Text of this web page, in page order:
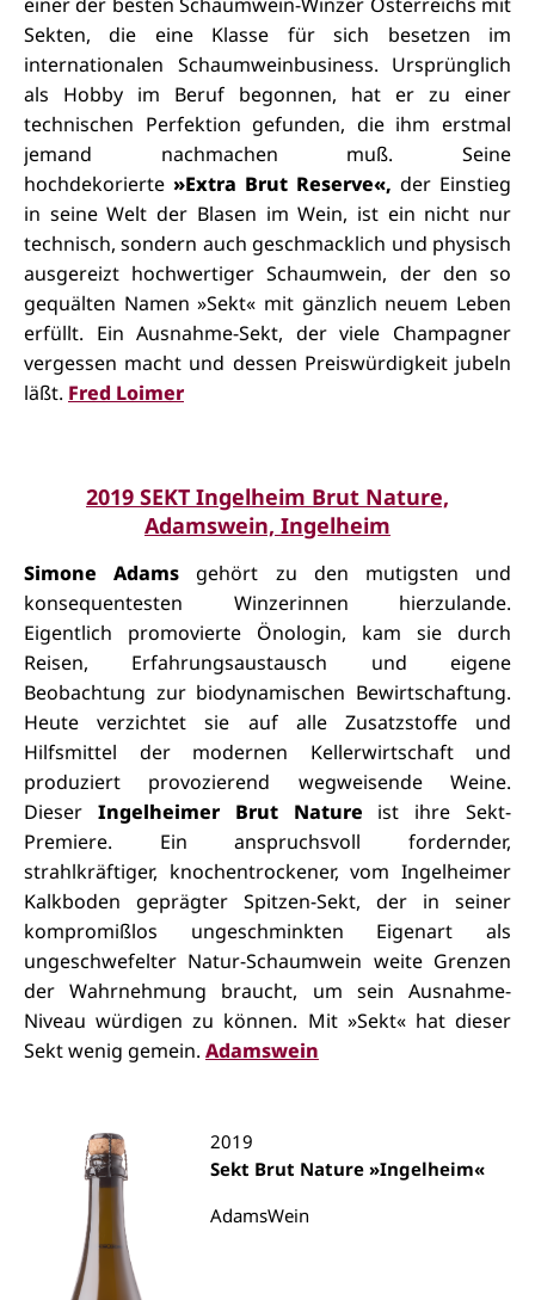
Sekten, die eine Klasse für sich besetzen im
internationalen Schaumweinbusiness. Ursprünglich
als Hobby im Beruf begonnen, hat er zu einer
technischen Perfektion gefunden, die ihm erstmal
jemand nachmachen muß. Seine
hochdekorierte »Extra Brut Reserve«, der Einstieg
in seine Welt der Blasen im Wein, ist ein nicht nur
technisch, sondern auch geschmacklich und physisch
ausgereizt hochwertiger Schaumwein, der den so
gequälten Namen »Sekt« mit gänzlich neuem Leben
erfüllt. Ein Ausnahme-Sekt, der viele Champagner
vergessen macht und dessen Preiswürdigkeit jubeln
läßt. Fred Loimer
2019 SEKT Ingelheim Brut Nature,
Adamswein, Ingelheim
Simone Adams gehört zu den mutigsten und
konsequentesten Winzerinnen hierzulande.
Eigentlich promovierte Önologin, kam sie durch
Reisen, Erfahrungsaustausch und eigene
Beobachtung zur biodynamischen Bewirtschaftung.
Heute verzichtet sie auf alle Zusatzstoffe und
Hilfsmittel der modernen Kellerwirtschaft und
produziert provozierend wegweisende Weine.
Dieser Ingelheimer Brut Nature ist ihre Sekt-
Premiere. Ein anspruchsvoll fordernder,
strahlkräftiger, knochentrockener, vom Ingelheimer
Kalkboden geprägter Spitzen-Sekt, der in seiner
kompromißlos ungeschminkten Eigenart als
ungeschwefelter Natur-Schaumwein weite Grenzen
der Wahrnehmung braucht, um sein Ausnahme-
Niveau würdigen zu können. Mit »Sekt« hat dieser
Sekt wenig gemein. Adamswein
2019
Sekt Brut Nature »Ingelheim«
AdamsWein